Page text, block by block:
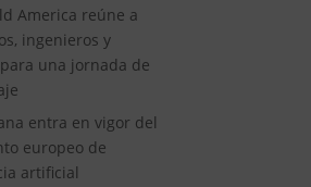
America reúne a
ingenieros y
una jornada de
entra en vigor del
europeo de
artificial